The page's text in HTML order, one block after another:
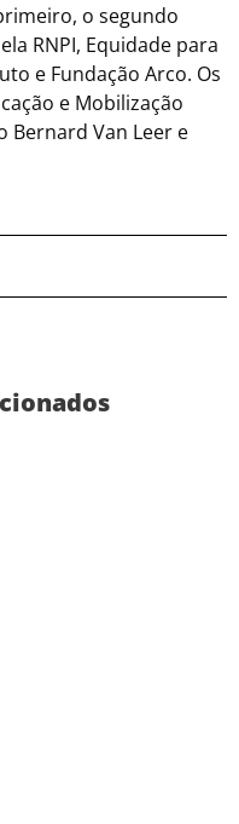
o segundo
RNPI, Equidade para
e Fundação Arco. Os
e Mobilização
Bernard Van Leer e